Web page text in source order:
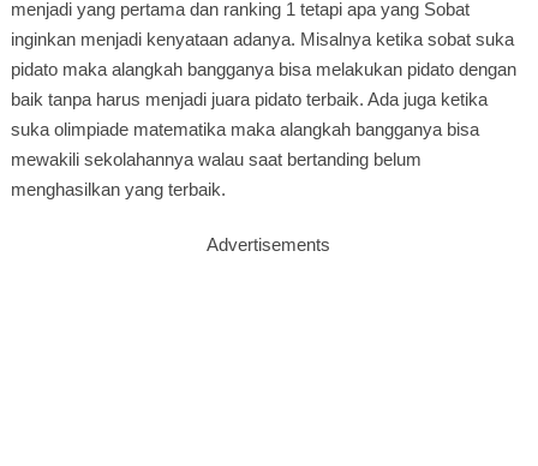
menjadi yang pertama dan ranking 1 tetapi apa yang Sobat
inginkan menjadi kenyataan adanya. Misalnya ketika sobat suka
pidato maka alangkah bangganya bisa melakukan pidato dengan
baik tanpa harus menjadi juara pidato terbaik. Ada juga ketika
suka olimpiade matematika maka alangkah bangganya bisa
mewakili sekolahannya walau saat bertanding belum
menghasilkan yang terbaik.
Advertisements